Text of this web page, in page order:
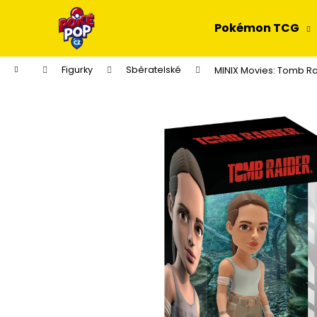
Pokémon TCG
Domů Figurky Sběratelské MINIX Movies: Tomb
í
Zpět
do
obchodu
Zpět
do
obchodu